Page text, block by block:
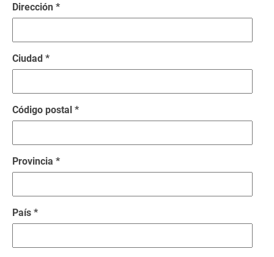
Dirección *
Ciudad *
Código postal *
Provincia *
País *